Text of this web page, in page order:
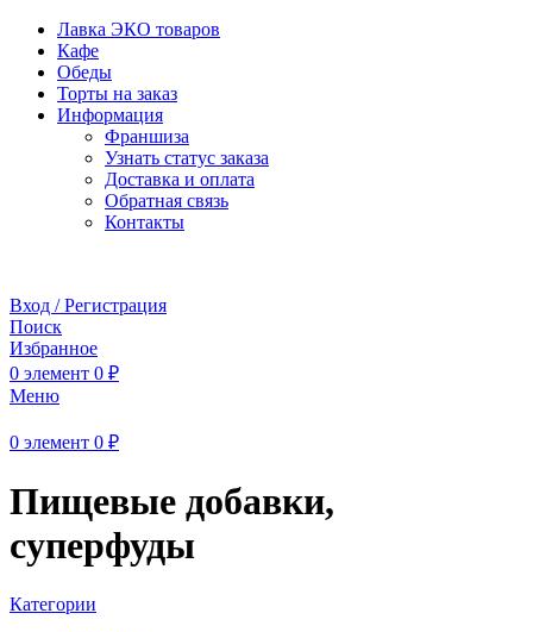
Лавка ЭКО товаров
Кафе
Обеды
Торты на заказ
Информация
Франшиза
Узнать статус заказа
Доставка и оплата
Обратная связь
Контакты
Вход / Регистрация
Поиск
Избранное
0 элемент 0 ₽
Меню
0 элемент 0 ₽
Пищевые добавки,
суперфуды
Категории